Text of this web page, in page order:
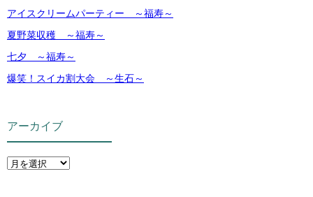
アイスクリームパーティー ～福寿～
夏野菜収穫 ～福寿～
七夕 ～福寿～
爆笑！スイカ割大会 ～生石～
アーカイブ